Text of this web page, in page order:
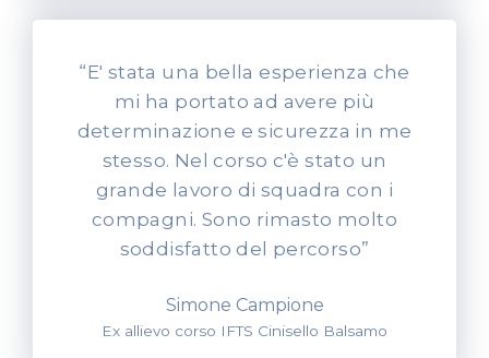
“E' stata una bella esperienza che
mi ha portato ad avere più
determinazione e sicurezza in me
stesso. Nel corso c'è stato un
grande lavoro di squadra con i
compagni. Sono rimasto molto
soddisfatto del percorso”
Simone Campione
Ex allievo corso IFTS Cinisello Balsamo